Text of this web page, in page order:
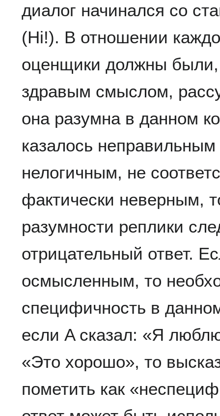
диалог начинался со
(Hi!). В отношении
оценщики должны были,
здравым смыслом,
она разумна в данном
казалось
нелогичным, не
фактически неверным,
разумности реплики
отрицательный ответ.
осмысленным, то
специфичность в
если A сказал: «Я
«Это хорошо», то
пометить как